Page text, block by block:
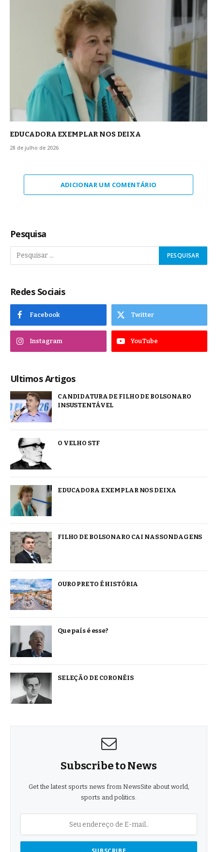
EDUCADORA EXEMPLAR NOS DEIXA
28 de julho de 2026
ADICIONAR UM COMENTÁRIO
Pesquisa
Redes Sociais
Facebook Twitter
Instagram YouTube
Ultimos Artigos
CANDIDATURA DE FILHO DE BOLSONARO
INSUSTENTÁVEL
O VELHO STF
EDUCADORA EXEMPLAR NOS DEIXA
FILHO DE BOLSONARO CAI NAS SONDAGENS
OURO PRETO É HISTÓRIA
Que país é esse?
SELEÇÃO DE CORONÉIS
Subscribe to News
Get the latest sports news from NewsSite about world,
sports and politics.